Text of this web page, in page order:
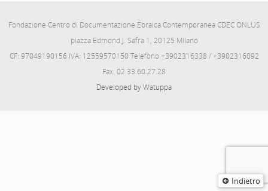
Indietro
Fondazione Centro di Documentazione Ebraica Contemporanea CDEC ONLUS
piazza Edmond J. Safra 1, 20125 Milano
CF: 97049190156 IVA: 12559570150 Telefono +3902316338 / +3902316092
Fax: 02.33.60.27.28
Developed by Watuppa